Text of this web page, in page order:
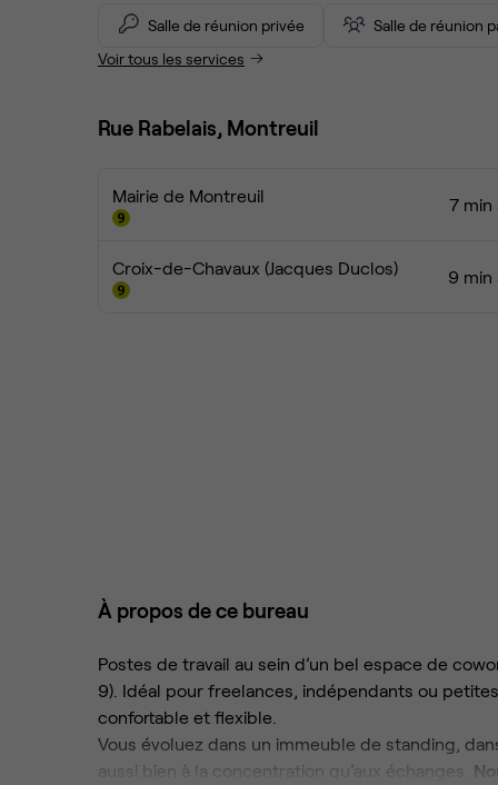
Salle de réunion privée Salle de réunion
Voir tous les services
Rue Rabelais, Montreuil
Mairie de Montreuil 7 min
Croix-de-Chavaux (Jacques Duclos) 9 min
À propos de ce bureau
Postes de travail au sein d’un bel espace de
9). Idéal pour freelances, indépendants ou
confortable et flexible.
Vous évoluez dans un immeuble de standing,
aussi bien à la concentration qu’aux échanges.